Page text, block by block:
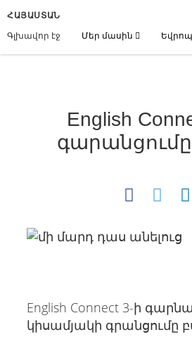
ՀԱՅԱՍՏԱՆ
Գլխավոր էջ
Մեր մասին
English
English Connect 3-ի
կիսամյակի գրանցումը